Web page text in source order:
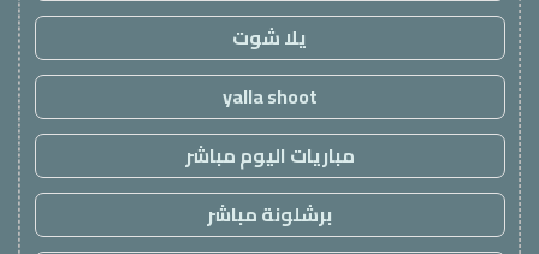
يلا شوت
yalla shoot
مباريات اليوم مباشر
برشلونة مباشر